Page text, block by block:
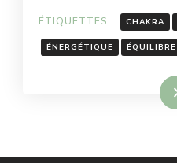
ÉTIQUETTES : CHAKRA
ÉNERGÉTIQUE ÉQUILIBRE
Lire la suite